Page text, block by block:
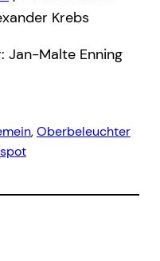
Krebs
Jan-Malte Enning
, Oberbeleuchter